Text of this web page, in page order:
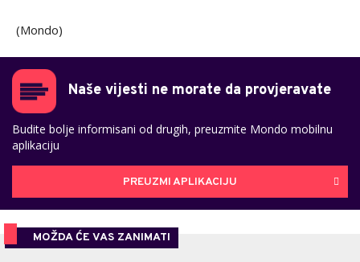
(Mondo)
Naše vijesti ne morate da provjeravate
Budite bolje informisani od drugih, preuzmite Mondo mobilnu
aplikaciju
PREUZMI APLIKACIJU
MOŽDA ĆE VAS ZANIMATI